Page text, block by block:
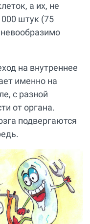
а их, не
штук (75
на внутреннее
именно на
с разной
от органа.
подвергаются